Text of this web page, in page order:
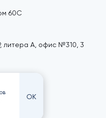
60С
литера А, офис №310, 3
ОК